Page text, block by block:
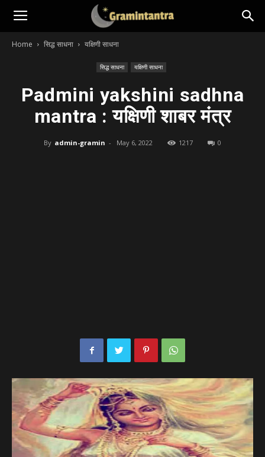
Home सिद्ध साधना यक्षिणी साधना
सिद्ध साधना यक्षिणी साधना
Padmini yakshini sadhna
mantra : यक्षिणी शाबर मंत्र
By admin-gramin - May 6, 2022 1217 0